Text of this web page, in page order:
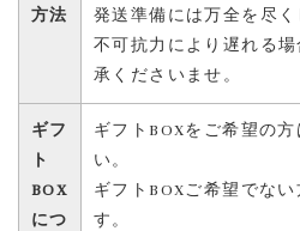
方法
発送準備には万全を尽
不可抗力により遅れる
承くださいませ。
ギフ
ト
BOX
につ
ギフトBOXをご希望の
い。
ギフトBOXご希望でな
す。